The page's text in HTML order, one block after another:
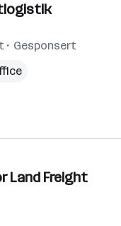
Gesponsert
Land Freight